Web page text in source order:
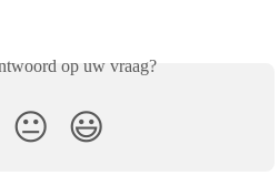
op uw vraag?
😐 😃